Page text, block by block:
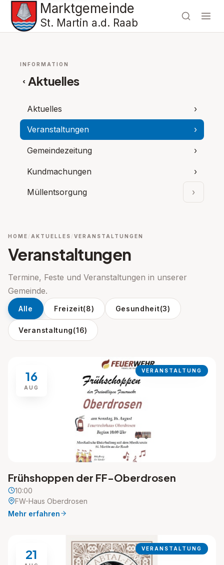
Marktgemeinde
St. Martin a.d. Raab
INFORMATION
‹ Aktuelles
Aktuelles ›
Veranstaltungen ›
Gemeindezeitung ›
Kundmachungen ›
Müllentsorgung ›
HOME AKTUELLES VERANSTALTUNGEN
Veranstaltungen
Termine, Feste und Veranstaltungen in unserer
Gemeinde.
Alle Freizeit(8) Gesundheit(3)
Veranstaltung(16)
16
AUG
VERANSTALTUNG
Frühshoppen der FF-Oberdrosen
10:00
FW-Haus Oberdrosen
Mehr erfahren
21 VERANSTALTUNG